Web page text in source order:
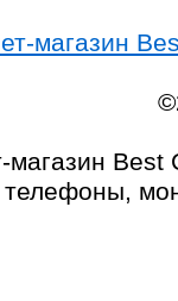
магазин
магазин Best